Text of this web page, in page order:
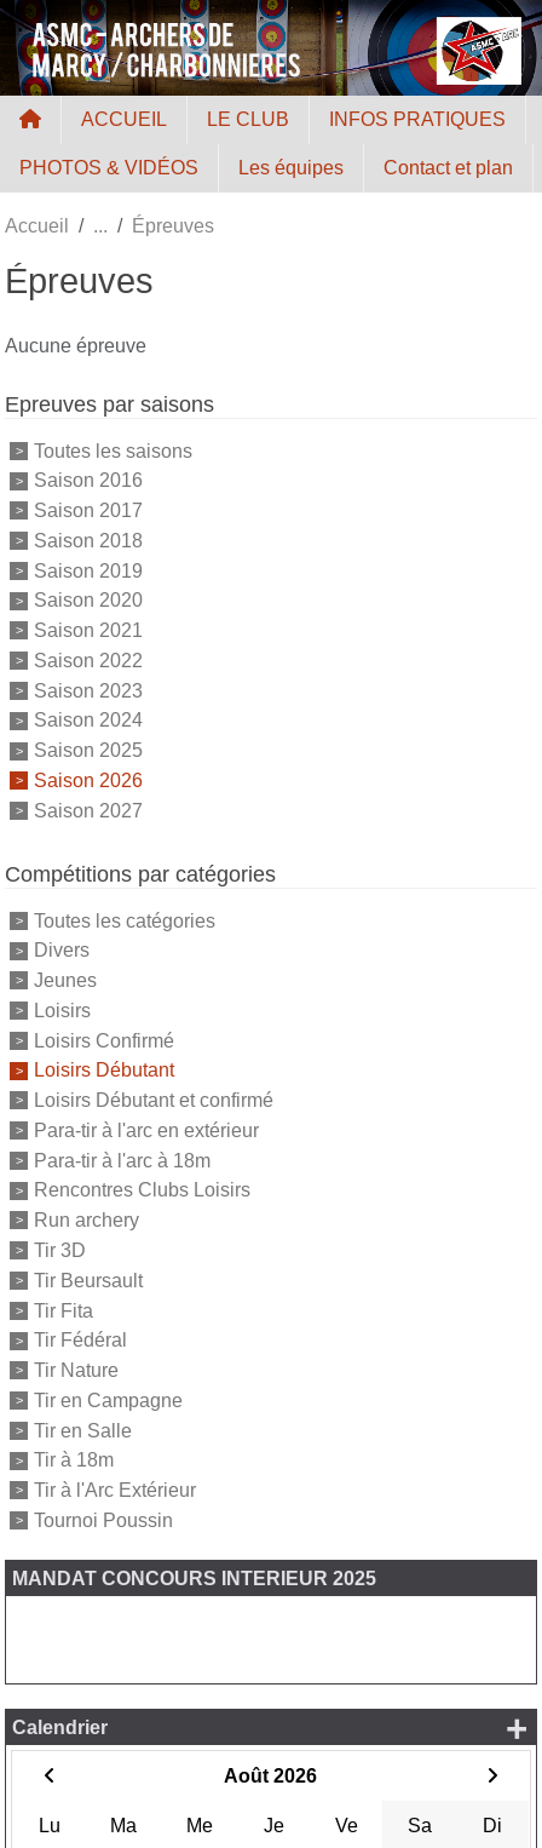
ACCUEIL LE CLUB INFOS PRATIQUES
PHOTOS & VIDÉOS Les équipes Contact et plan
Accueil Épreuves
Épreuves
Aucune épreuve
Epreuves par saisons
Toutes les saisons
Saison 2016
Saison 2017
Saison 2018
Saison 2019
Saison 2020
Saison 2021
Saison 2022
Saison 2023
Saison 2024
Saison 2025
Saison 2026
Saison 2027
Compétitions par catégories
Toutes les catégories
Divers
Jeunes
Loisirs
Loisirs Confirmé
Loisirs Débutant
Loisirs Débutant et confirmé
Para-tir à l'arc en extérieur
Para-tir à l'arc à 18m
Rencontres Clubs Loisirs
Run archery
Tir 3D
Tir Beursault
Tir Fita
Tir Fédéral
Tir Nature
Tir en Campagne
Tir en Salle
Tir à 18m
Tir à l'Arc Extérieur
Tournoi Poussin
MANDAT CONCOURS INTERIEUR 2025
Calendrier
Août 2026
Lu Ma Me Je Ve Sa Di
+
Panneau de gestion des cookies